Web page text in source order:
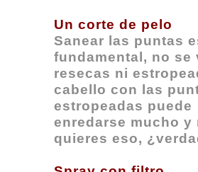
Un corte de pelo
Sanear las puntas
fundamental, no se
resecas ni
cabello con las
estropeadas puede
enredarse mucho y
quieres eso,